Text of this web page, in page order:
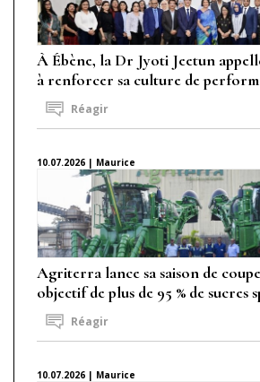
À Ébène, la Dr Jyoti Jeetun
à renforcer sa culture de
Réagir
10.07.2026 | Maurice
Agriterra lance sa saison de
objectif de plus de 95 % de sucres
Réagir
10.07.2026 | Maurice